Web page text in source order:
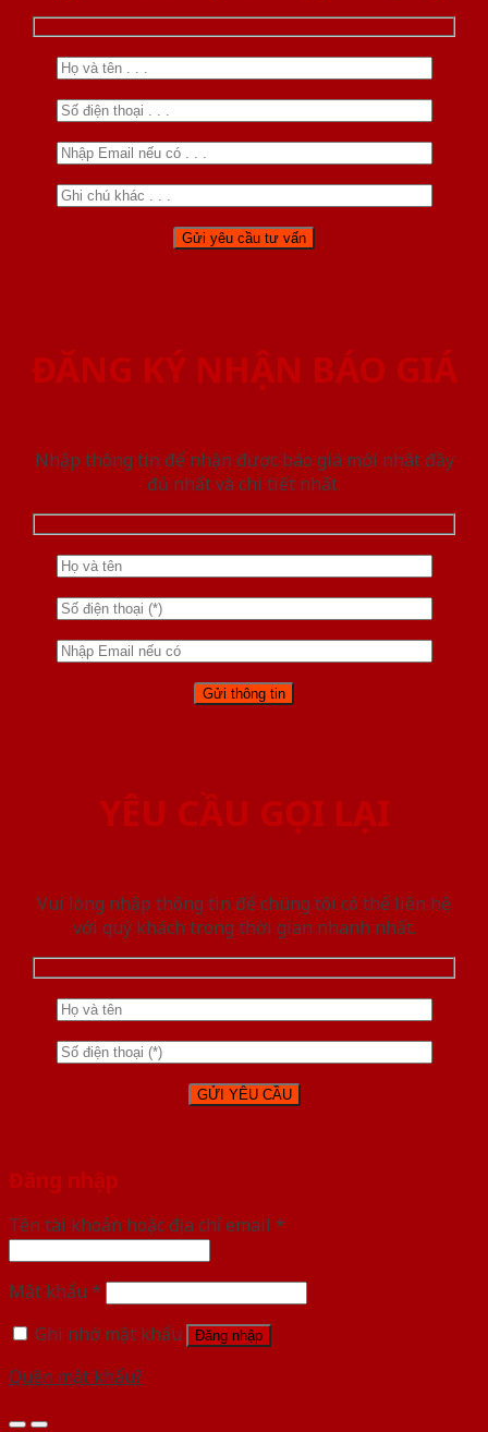
ĐĂNG KÝ NHẬN BÁO GIÁ
Nhập thông tin để nhận được báo giá mới nhât đầy
đủ nhất và chi tiết nhất.
YÊU CẦU GỌI LẠI
Vui lòng nhập thông tin để chúng tôi có thể liên hệ
với quý khách trong thời gian nhanh nhất.
Đăng nhập
Tên tài khoản hoặc địa chỉ email *
Mật khẩu *
Ghi nhớ mật khẩu
Đăng nhập
Quên mật khẩu?